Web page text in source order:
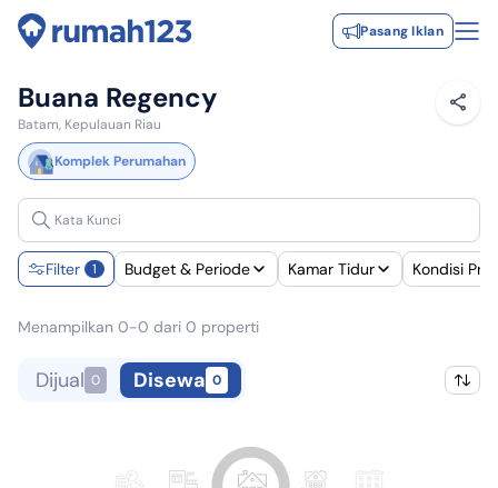
Pasang Iklan
Buana Regency
Batam, Kepulauan Riau
Komplek Perumahan
Filter 1 Budget & Periode Kamar Tidur Kondisi
Menampilkan 0-0 dari 0 properti
Dijual 0 Disewa 0